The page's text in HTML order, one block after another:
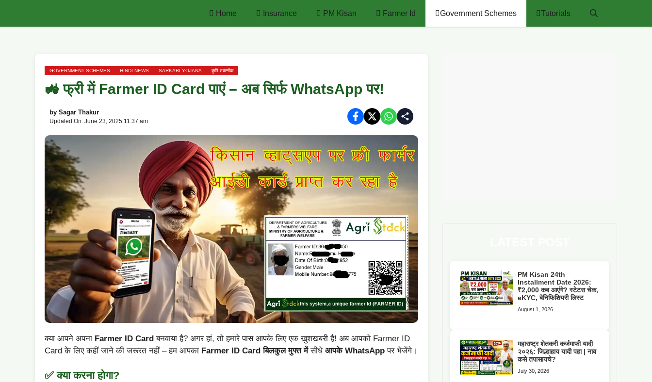
content
Home Insurance PM Kisan Farmer Id Government Schemes Tutorials
GOVERNMENT SCHEMES HINDI NEWS SARKARI YOJANA कृषि तकनीक
🚜 फ्री में Farmer ID Card पाएं – अब सिर्फ WhatsApp पर!
by Sagar Thakur
Updated On: June 23, 2025 11:37 am
क्या आपने अपना Farmer ID Card बनवाया है? अगर हां, तो हमारे पास आपके लिए एक खुशखबरी है! अब आपको Farmer ID
Card के लिए कहीं जाने की जरूरत नहीं – हम आपका Farmer ID Card बिलकुल मुफ्त मेंसीधे आपके WhatsApp पर भेजेंगे।
✅ क्या करना होगा?
PM Kisan 24th
Installment Date 2026:
₹2,000 कब आएंगे? स्टेटस चेक,
eKYC, बेनिफिशियरी लिस्ट
August 1, 2026
महाराष्ट्र शेतकरी कर्जमाफी यादी
२०२६: जिल्हाहाय यादी पहा | नाव
कसे तपासायचे?
July 30, 2026